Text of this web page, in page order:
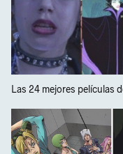
Las 24 mejores películas